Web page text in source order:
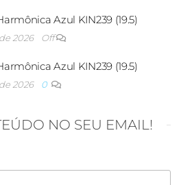
Azul KIN239 (19.5)
2026 Off
Azul KIN239 (19.5)
2026 0
NO SEU EMAIL!